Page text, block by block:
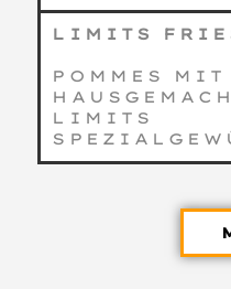
LIMITS
POMMES MIT
LIMITS